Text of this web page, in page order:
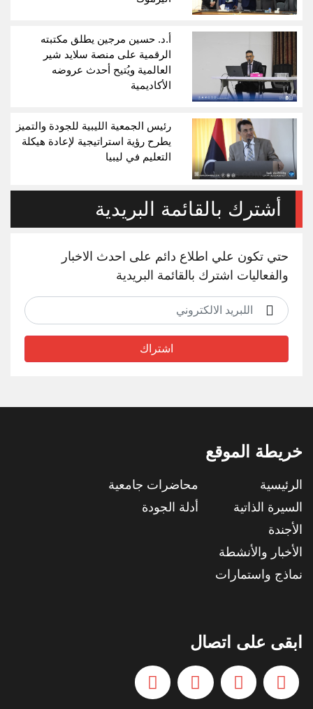
أ.د. حسين مرجين يطلق مكتبته
الرقمية على منصة سلايد شير
العالمية ويُتيح أحدث عروضه
الأكاديمية
رئيس الجمعية الليبية للجودة والتميز
يطرح رؤية استراتيجية لإعادة هيكلة
التعليم في ليبيا
أشترك بالقائمة البريدية
حتي تكون علي اطلاع دائم على احدث الاخبار
والفعاليات اشترك بالقائمة البريدية
اشتراك
خريطة الموقع
الرئيسية
السيرة الذاتية
الأجندة
الأخبار والأنشطة
نماذج واستمارات
محاضرات جامعية
أدلة الجودة
ابقى على اتصال